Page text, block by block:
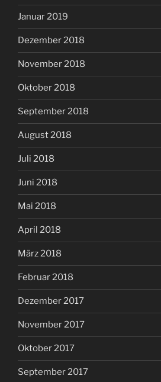
Januar 2019
Dezember 2018
November 2018
Oktober 2018
September 2018
August 2018
Juli 2018
Juni 2018
Mai 2018
April 2018
März 2018
Februar 2018
Dezember 2017
November 2017
Oktober 2017
September 2017